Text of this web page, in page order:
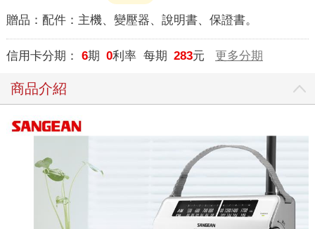
贈品： 配件：主機、變壓器、說明書、保證書。
信用卡分期： 6期 0利率 每期 283元 更多分期
商品介紹